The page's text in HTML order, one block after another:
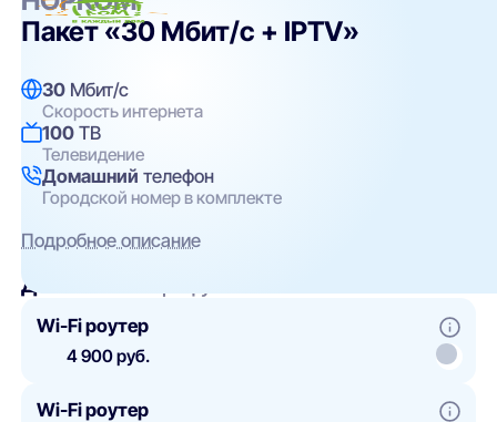
Пакет «30 Мбит/с + IPTV»
30 Мбит/с
Скорость интернета
100 ТВ
Телевидение
Домашний телефон
Городской номер в комплекте
Подробное описание
Добавить
Wi-Fi роутер
4 900 руб.
Wi-Fi роутер